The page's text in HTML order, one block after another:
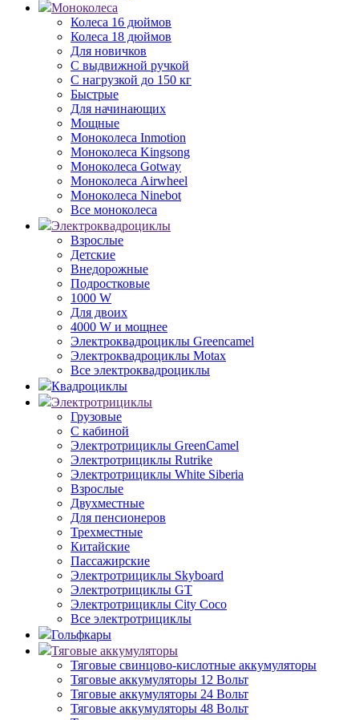
Моноколеса
Колеса 16 дюймов
Колеса 18 дюймов
Для новичков
С выдвижной ручкой
С нагрузкой до 150 кг
Быстрые
Для начинающих
Мощные
Моноколеса Inmotion
Моноколеса Kingsong
Моноколеса Gotway
Моноколеса Airwheel
Моноколеса Ninebot
Все моноколеса
Электроквадроциклы
Взрослые
Детские
Внедорожные
Подростковые
1000 W
Для двоих
4000 W и мощнее
Электроквадроциклы Greencamel
Электроквадроциклы Motax
Все электроквадроциклы
Квадроциклы
Электротрициклы
Грузовые
С кабиной
Электротрициклы GreenCamel
Электротрициклы Rutrike
Электротрициклы White Siberia
Взрослые
Двухместные
Для пенсионеров
Трехместные
Китайские
Пассажирские
Электротрициклы Skyboard
Электротрициклы GT
Электротрициклы City Coco
Все электротрициклы
Гольфкары
Тяговые аккумуляторы
Тяговые свинцово-кислотные аккумуляторы
Тяговые аккумуляторы 12 Вольт
Тяговые аккумуляторы 24 Вольт
Тяговые аккумуляторы 48 Вольт